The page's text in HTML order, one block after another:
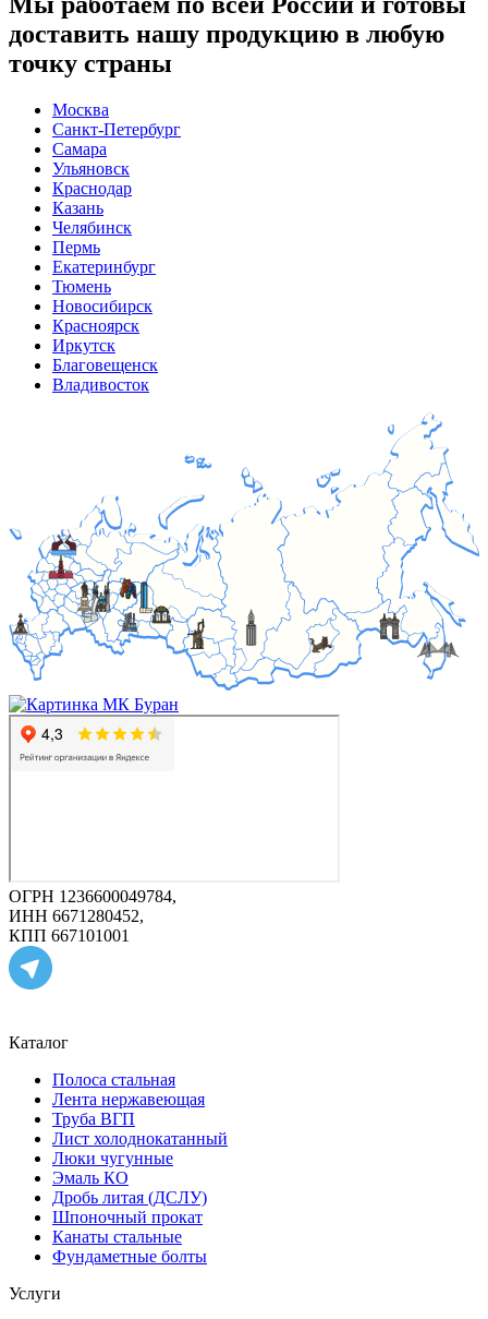
доставить нашу продукцию в любую
точку страны
Москва
Санкт-Петербург
Самара
Ульяновск
Краснодар
Казань
Челябинск
Пермь
Екатеринбург
Тюмень
Новосибирск
Красноярск
Иркутск
Благовещенск
Владивосток
ОГРН 1236600049784,
ИНН 6671280452,
КПП 667101001
Каталог
Полоса стальная
Лента нержавеющая
Труба ВГП
Лист холоднокатанный
Люки чугунные
Эмаль КО
Дробь литая (ДСЛУ)
Шпоночный прокат
Канаты стальные
Фундаметные болты
Услуги